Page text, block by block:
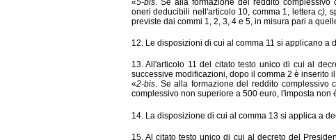
oneri deducibili nell'articolo 10, comma 1, letterac),
previste dai commi 1, 2, 3, 4 e 5, in misura pari a
12. Le disposizioni di cui al comma 11 si applicano
13. All'articolo 11 del citato testo unico di cui al
successive modificazioni, dopo il comma 2 è inserito
«2-bis. Se alla formazione del reddito complessivo
complessivo non superiore a 500 euro, l'imposta non
14. La disposizione di cui al comma 13 si applica a
15. Al citato testo unico di cui al decreto del